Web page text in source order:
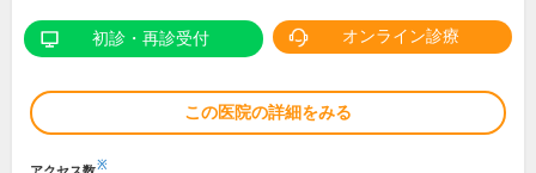
初診・再診受付 オンライン診療
この医院の詳細をみる
※